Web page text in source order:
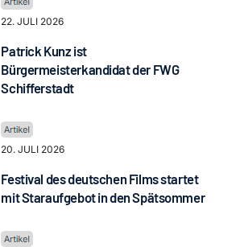
22. JULI 2026
Patrick Kunz ist
Bürgermeisterkandidat der FWG
Schifferstadt
20. JULI 2026
Festival des deutschen Films startet
mit Staraufgebot in den Spätsommer